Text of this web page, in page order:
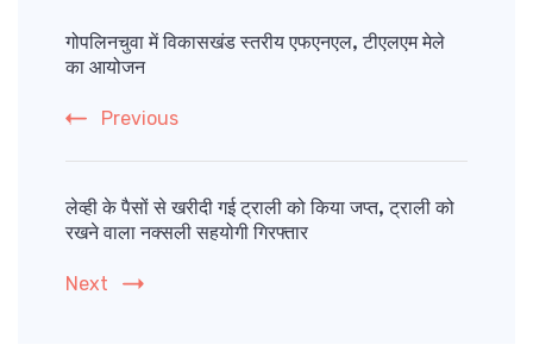
Navigation
गोपलिनचुवा में विकासखंड स्तरीय एफएनएल, टीएलएम मेले
का आयोजन
Previous
लेव्ही के पैसों से खरीदी गई ट्राली को किया जप्त, ट्राली को
रखने वाला नक्सली सहयोगी गिरफ्तार
Next